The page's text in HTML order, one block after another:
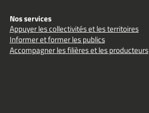
Nos services
Appuyer les collectivités et les territoires
Informer et former les publics
Accompagner les filières et les producteurs